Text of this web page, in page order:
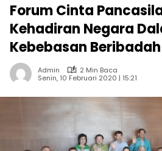
Forum Cinta
Kehadiran Negara
Kebebasan Beribadah
Admin
2 Min Baca
Senin, 10 Februari 2020 | 15:21